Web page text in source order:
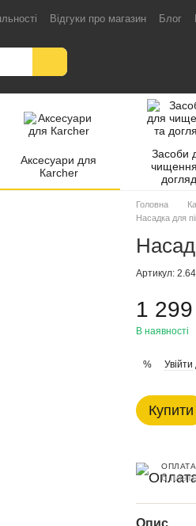
Відгуки про магазин Блог
Аксесуари для
Кarcher
Засоби
Головна
Насадка для
Артикул:
1 299
В наявності
% Увійти
Купити
6
Опис